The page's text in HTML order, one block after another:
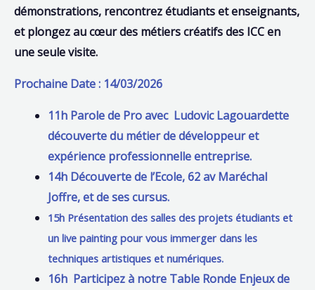
démonstrations, rencontrez étudiants et enseignants,
et plongez au cœur des métiers créatifs des ICC en
une seule visite.
Prochaine Date : 14/03/2026
11h Parole de Pro avec Ludovic Lagouardette
découverte du métier de développeur et
expérience professionnelle entreprise.
14h Découverte de l’Ecole, 62 av Maréchal
Joffre, et de ses cursus.
15h Présentation des salles des projets étudiants et
un live painting pour vous immerger dans les
techniques artistiques et numériques.
16h Participez à notre Table Ronde Enjeux de